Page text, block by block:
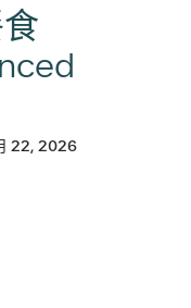
22, 2026